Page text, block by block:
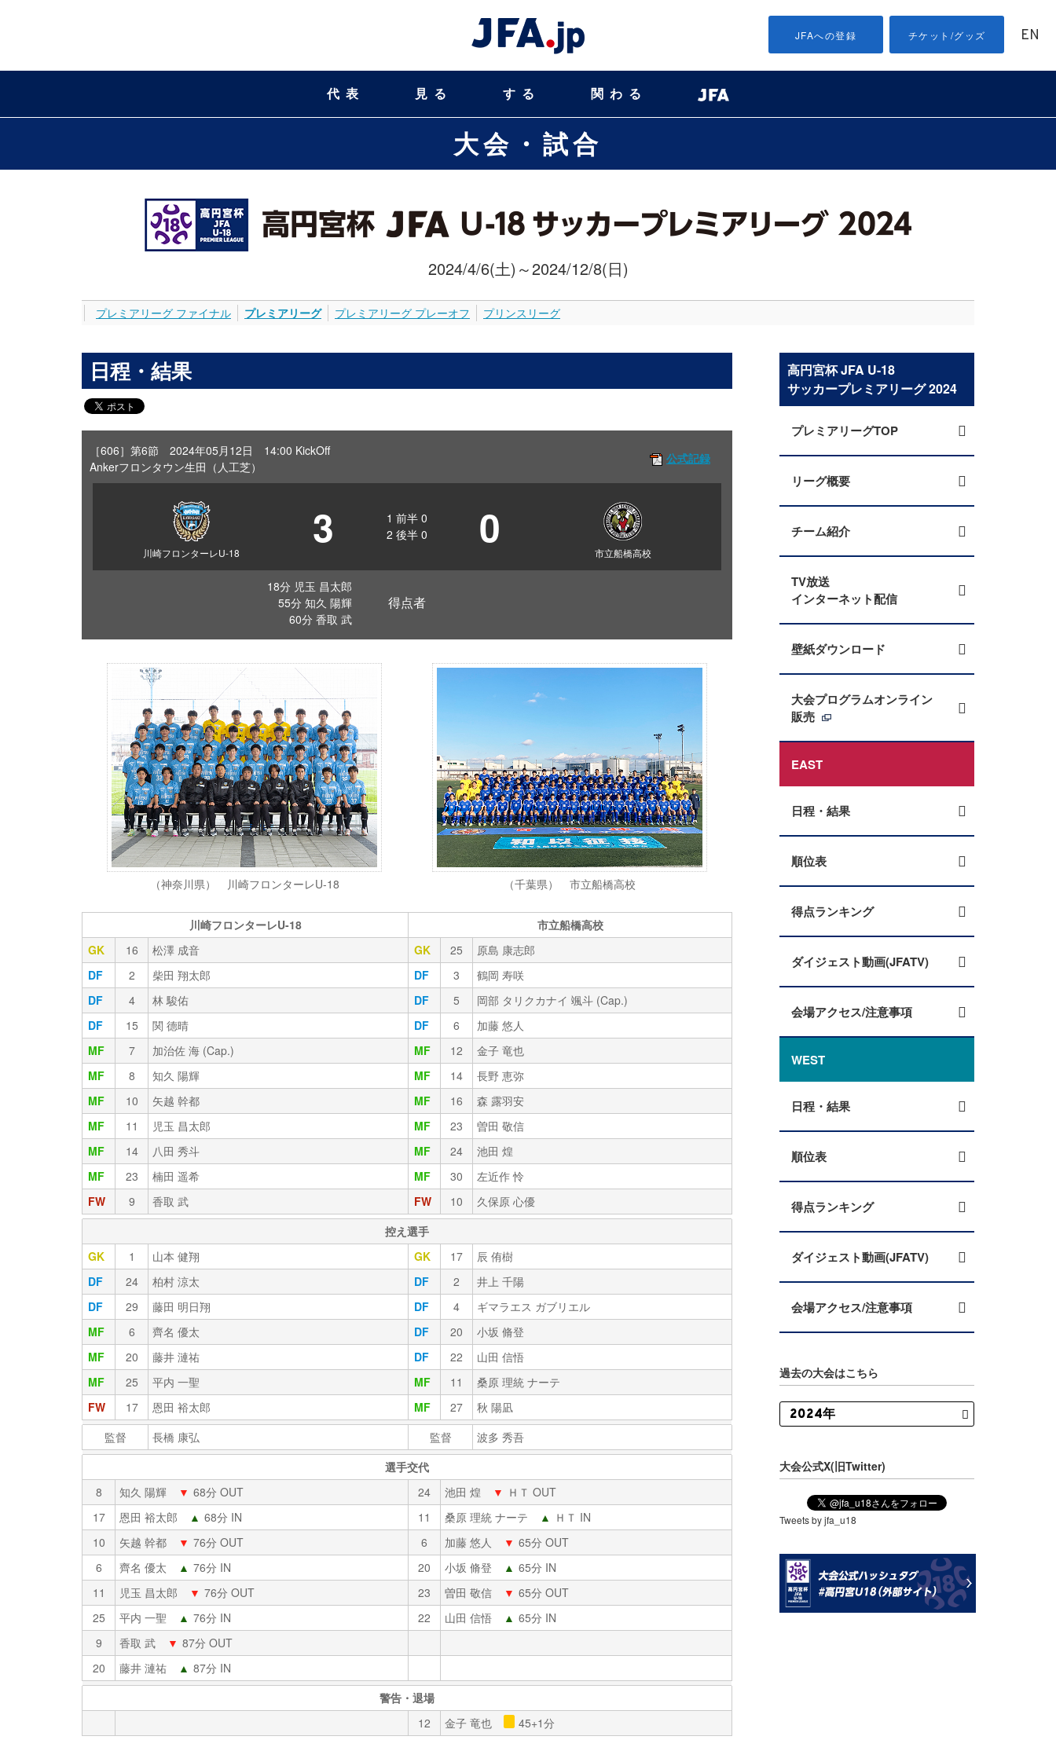
JFAへの登録 チケット/グッズ EN
代表 見る する 関わる
大会・試合
2024/4/6(土)～2024/12/8(日)
プレミアリーグ ファイナル プレミアリーグ プレミアリーグ プレーオフ プリンスリーグ
日程・結果
［606］第6節 2024年05月12日 14:00 KickOff
Ankerフロンタウン生田（人工芝）
公式記録
川崎フロンターレU-18 3 1 前半 0
2 後半 0 0 市立船橋高校
18分 児玉 昌太郎
55分 知久 陽輝
60分 香取 武
得点者
（神奈川県） 川崎フロンターレU-18 （千葉県） 市立船橋高校
川崎フロンターレU-18
市立船橋高校
GK
16 松澤 成音 GK 25
原島 康志郎
DF
2 柴田 翔太郎 DF 3
鶴岡 寿咲
DF
4 林 駿佑 DF 5
岡部 タリクカナイ 颯斗 (Cap.)
DF
15 関 德晴 DF 6
加藤 悠人
MF
7 加治佐 海 (Cap.) MF 12
金子 竜也
MF
8 知久 陽輝 MF 14
長野 恵弥
MF
10 矢越 幹都 MF 16
森 露羽安
MF
11 児玉 昌太郎 MF 23
曽田 敬信
MF
14 八田 秀斗 MF 24
池田 煌
MF
23 楠田 遥希 MF 30
左近作 怜
FW
9 香取 武 FW 10
久保原 心優
控え選手
GK
1 山本 健翔 GK 17
辰 侑樹
DF
24 柏村 涼太 DF 2
井上 千陽
DF
29 藤田 明日翔 DF 4
ギマラエス ガブリエル
MF
6 齊名 優太 DF 20
小坂 脩登
MF
20 藤井 漣祐 DF 22
山田 信悟
MF
25 平内 一聖 MF 11
桑原 理統 ナーテ
FW
17 恩田 裕太郎 MF 27
秋 陽凪
監督
長橋 康弘 監督
波多 秀吾
選手交代
8
知久 陽輝 ▼ 68分 OUT 24 池田 煌 ▼ ＨＴ OUT
17
恩田 裕太郎 ▲ 68分 IN 11 桑原 理統 ナーテ ▲ ＨＴ IN
10
矢越 幹都 ▼ 76分 OUT 6 加藤 悠人 ▼ 65分 OUT
6
齊名 優太 ▲ 76分 IN 20 小坂 脩登 ▲ 65分 IN
11
児玉 昌太郎 ▼ 76分 OUT 23 曽田 敬信 ▼ 65分 OUT
25
平内 一聖 ▲ 76分 IN 22 山田 信悟 ▲ 65分 IN
9
香取 武 ▼ 87分 OUT
20
藤井 漣祐 ▲ 87分 IN
警告・退場
12
金子 竜也 45+1分
高円宮杯 JFA U-18
サッカープレミアリーグ 2024
プレミアリーグTOP
リーグ概要
チーム紹介
TV放送
インターネット配信
壁紙ダウンロード
大会プログラムオンライン
販売
EAST
日程・結果
順位表
得点ランキング
ダイジェスト動画(JFATV)
会場アクセス/注意事項
WEST
日程・結果
順位表
得点ランキング
ダイジェスト動画(JFATV)
会場アクセス/注意事項
過去の大会はこちら
大会公式X(旧Twitter)
Tweets by jfa_u18